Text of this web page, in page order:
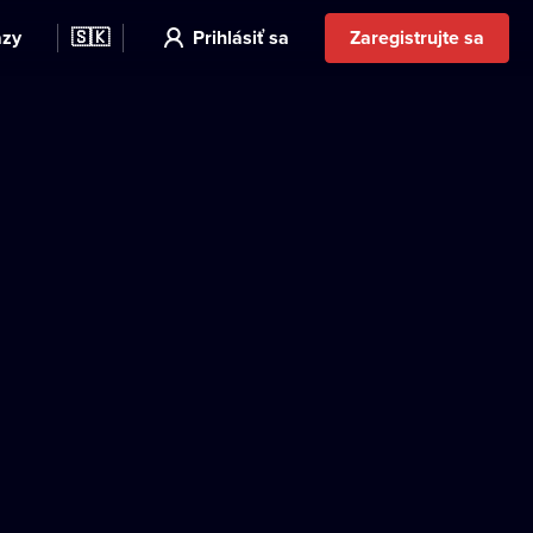
🇸🇰 Prihlásiť sa Zaregistrujte sa